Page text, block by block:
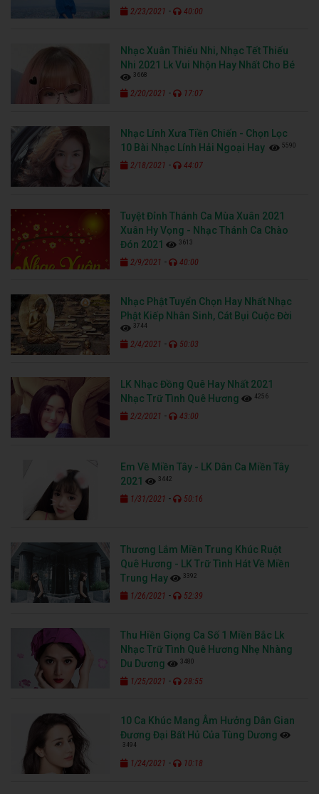
2/23/2021 - 40:00
Nhạc Xuân Thiếu Nhi, Nhạc Tết Thiếu
Nhi 2021 Lk Vui Nhộn Hay Nhất Cho Bé
3668
2/20/2021 - 17:07
Nhạc Lính Xưa Tiền Chiến - Chọn Lọc
10 Bài Nhạc Lính Hải Ngoại Hay
5590
2/18/2021 - 44:07
Tuyệt Đỉnh Thánh Ca Mùa Xuân 2021
Xuân Hy Vọng - Nhạc Thánh Ca Chào
Đón 2021
3613
2/9/2021 - 40:00
Nhạc Phật Tuyển Chọn Hay Nhất Nhạc
Phật Kiếp Nhân Sinh, Cát Bụi Cuộc Đời
3744
2/4/2021 - 50:03
LK Nhạc Đồng Quê Hay Nhất 2021
Nhạc Trữ Tình Quê Hương
4256
2/2/2021 - 43:00
Em Về Miền Tây - LK Dân Ca Miền Tây
2021
3442
1/31/2021 - 50:16
Thương Lắm Miền Trung Khúc Ruột
Quê Hương - LK Trữ Tình Hát Về Miền
Trung Hay
3392
1/26/2021 - 52:39
Thu Hiền Giọng Ca Số 1 Miền Bắc Lk
Nhạc Trữ Tình Quê Hương Nhẹ Nhàng
Du Dương
3480
1/25/2021 - 28:55
10 Ca Khúc Mang Âm Hưởng Dân Gian
Đương Đại Bất Hủ Của Tùng Dương
3494
1/24/2021 - 10:18